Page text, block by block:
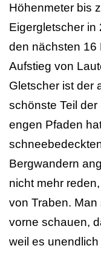
Höhenmeter bis
Eigergletscher in
den nächsten 16
Aufstieg von
Gletscher ist der
schönste Teil
engen Pfaden
Bergwandern
nicht mehr
von Traben.
vorne schauen,
weil es